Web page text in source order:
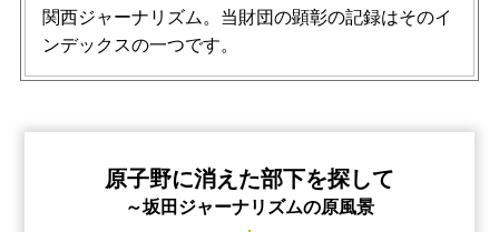
関西ジャーナリズム。当財団の顕彰の記録はそのイ
ンデックスの一つです。
原子野に消えた部下を探して
～坂田ジャーナリズムの原風景